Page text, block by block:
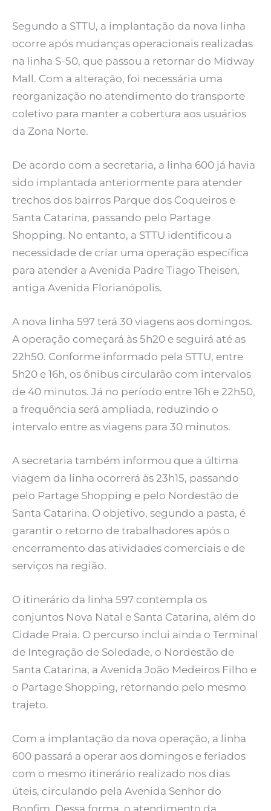
Segundo a STTU, a implantação da nova linha
ocorre após mudanças operacionais realizadas
na linha S-50, que passou a retornar do Midway
Mall. Com a alteração, foi necessária uma
reorganização no atendimento do transporte
coletivo para manter a cobertura aos usuários
da Zona Norte.
De acordo com a secretaria, a linha 600 já havia
sido implantada anteriormente para atender
trechos dos bairros Parque dos Coqueiros e
Santa Catarina, passando pelo Partage
Shopping. No entanto, a STTU identificou a
necessidade de criar uma operação específica
para atender a Avenida Padre Tiago Theisen,
antiga Avenida Florianópolis.
A nova linha 597 terá 30 viagens aos domingos.
A operação começará às 5h20 e seguirá até as
22h50. Conforme informado pela STTU, entre
5h20 e 16h, os ônibus circularão com intervalos
de 40 minutos. Já no período entre 16h e 22h50,
a frequência será ampliada, reduzindo o
intervalo entre as viagens para 30 minutos.
A secretaria também informou que a última
viagem da linha ocorrerá às 23h15, passando
pelo Partage Shopping e pelo Nordestão de
Santa Catarina. O objetivo, segundo a pasta, é
garantir o retorno de trabalhadores após o
encerramento das atividades comerciais e de
serviços na região.
O itinerário da linha 597 contempla os
conjuntos Nova Natal e Santa Catarina, além do
Cidade Praia. O percurso inclui ainda o Terminal
de Integração de Soledade, o Nordestão de
Santa Catarina, a Avenida João Medeiros Filho e
o Partage Shopping, retornando pelo mesmo
trajeto.
Com a implantação da nova operação, a linha
600 passará a operar aos domingos e feriados
com o mesmo itinerário realizado nos dias
úteis, circulando pela Avenida Senhor do